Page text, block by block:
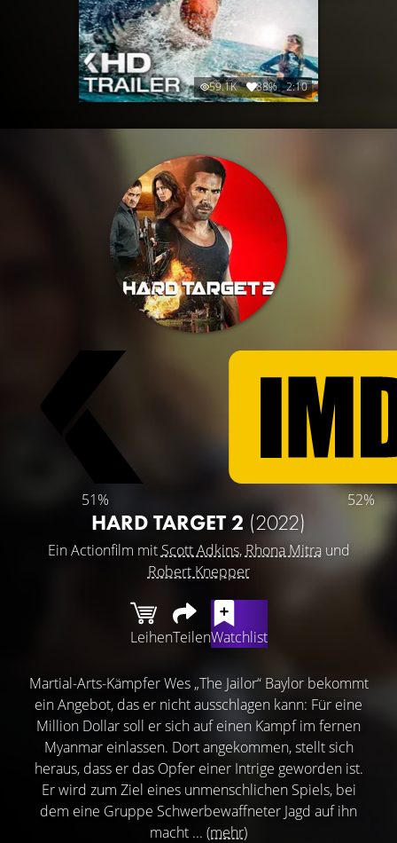
59.1K 88% 2:10
51% 52%
HARD TARGET 2 (2022)
Ein Actionfilm mit Scott Adkins, Rhona Mitraund
Robert Knepper
LeihenTeilenWatchlist
Martial-Arts-Kämpfer Wes „The Jailor“ Baylor bekommt
ein Angebot, das er nicht ausschlagen kann: Für eine
Million Dollar soll er sich auf einen Kampf im fernen
Myanmar einlassen. Dort angekommen, stellt sich
heraus, dass er das Opfer einer Intrige geworden ist.
Er wird zum Ziel eines unmenschlichen Spiels, bei
dem eine Gruppe Schwerbewaffneter Jagd auf ihn
macht ... (mehr)